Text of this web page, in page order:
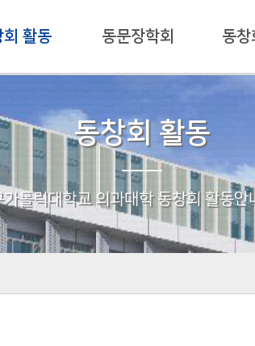
회 활동 동문장학회 동창
동창회 활동
가톨릭대학교 의과대학 동창회 활동안